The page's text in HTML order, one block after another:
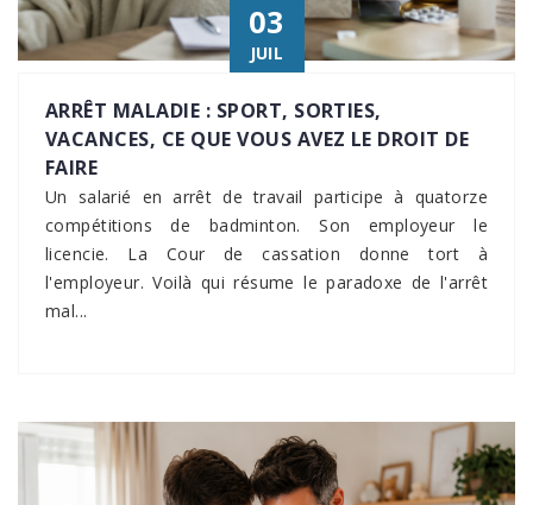
03
JUIL
ARRÊT MALADIE : SPORT, SORTIES,
VACANCES, CE QUE VOUS AVEZ LE DROIT DE
FAIRE
Un salarié en arrêt de travail participe à quatorze
compétitions de badminton. Son employeur le
licencie. La Cour de cassation donne tort à
l'employeur. Voilà qui résume le paradoxe de l'arrêt
mal...